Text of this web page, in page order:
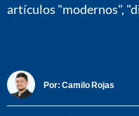
artículos "modernos",
Por: Camilo Rojas